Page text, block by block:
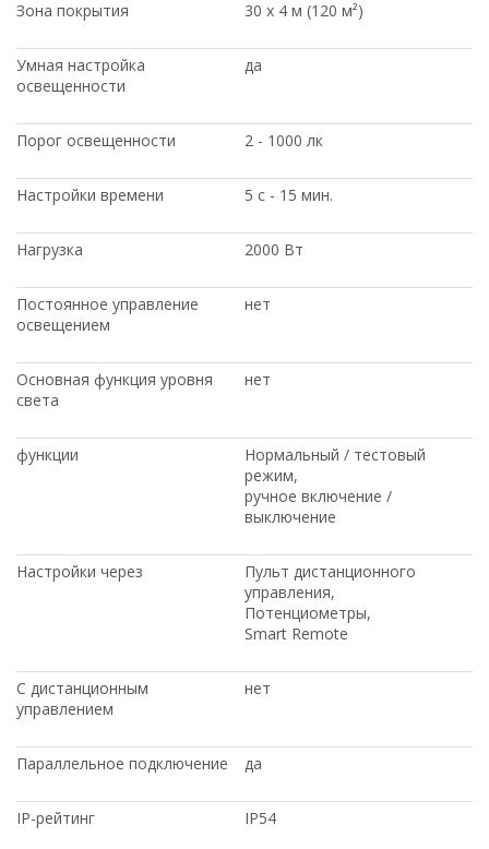
Зона покрытия 30 х 4 м (120 м²)
Умная настройка
освещенности
да
Порог освещенности 2 - 1000 лк
Настройки времени 5 с - 15 мин.
Нагрузка 2000 Вт
Постоянное управление
освещением
нет
Основная функция уровня
света
нет
функции
Нормальный / тестовый
режим,
ручное включение /
выключение
Настройки через
Пульт дистанционного
управления,
Потенциометры,
Smart Remote
С дистанционным
управлением
нет
Параллельное подключение да
IP-рейтинг IP54